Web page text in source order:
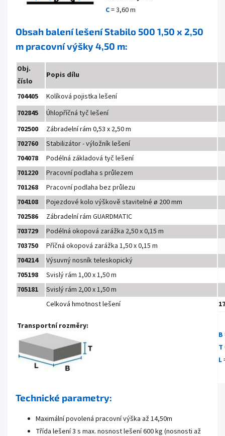
C= 3,60 m
Obsah balení lešení Stabilo 500 1,50 x 2,50
m pracovní výšky 4,50 m:
Obj.
číslo
Popis dílu
704405
Kolíková pojistka lešení
702845
Úhlopříčná tyč lešení
702500
Zábradelní rám 0,53 x 2,50 m
702760
Stabilizátor - výložník lešení
704078
Podélná základová tyč lešení
701220
Pracovní podlaha s průlezem
701268
Pracovní podlaha bez průlezu
704108
Pojezdové kolo výškově stavitelné ø 200 mm
702586
Zábradelní rám GUARDMATIC
703729
Podélná okopová zarážka 2,50 x 0,15 m
703750
Příčná okopová zarážka 1,50 x 0,15 m
704214
Výsuvný nosník teleskopický
705198
Svislý rám 1,00 x 1,50 m
705181
Svislý rám 2,00 x 1,50 m
Celková hmotnost lešení
Transportní rozměry:
B
T
L
Technické parametry:
Maximální povolená pracovní výška až 14,50m
Třída lešení 3 s max. nosnost lešení 600 kg (nosnosti až